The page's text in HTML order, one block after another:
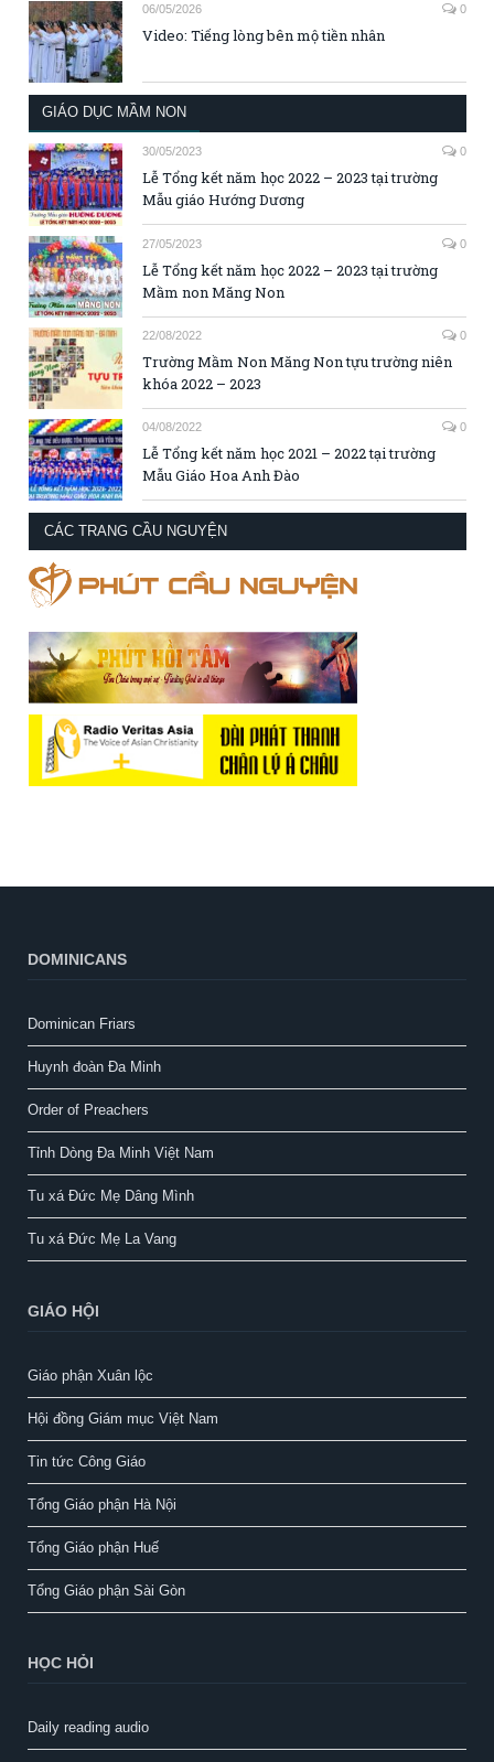
06/05/2026 0
Video: Tiếng lòng bên mộ tiền nhân
GIÁO DỤC MẦM NON
30/05/2023 0
Lễ Tổng kết năm học 2022 – 2023 tại trường
Mẫu giáo Hướng Dương
27/05/2023 0
Lễ Tổng kết năm học 2022 – 2023 tại trường
Mầm non Măng Non
22/08/2022 0
Trường Mầm Non Măng Non tựu trường niên
khóa 2022 – 2023
04/08/2022 0
Lễ Tổng kết năm học 2021 – 2022 tại trường
Mẫu Giáo Hoa Anh Đào
CÁC TRANG CẦU NGUYỆN
DOMINICANS
Dominican Friars
Huynh đoàn Đa Minh
Order of Preachers
Tỉnh Dòng Đa Minh Việt Nam
Tu xá Đức Mẹ Dâng Mình
Tu xá Đức Mẹ La Vang
GIÁO HỘI
Giáo phận Xuân lộc
Hội đồng Giám mục Việt Nam
Tin tức Công Giáo
Tổng Giáo phận Hà Nội
Tổng Giáo phận Huế
Tổng Giáo phận Sài Gòn
HỌC HỎI
Daily reading audio